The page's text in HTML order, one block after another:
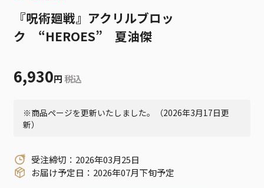
『呪術廻戦』アクリルブロッ
ク “HEROES” 夏油傑
6,930円 税込
※商品ページを更新いたしました。（2026年3月17日更
新）
受注締切：2026年03月25日
お届け予定日：2026年07月下旬予定